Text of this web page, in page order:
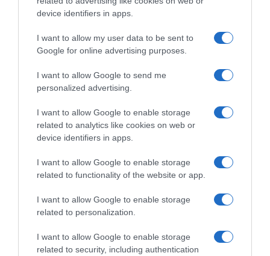
device identifiers in apps.
I want to allow my user data to be sent to
Google for online advertising purposes.
I want to allow Google to send me
personalized advertising.
I want to allow Google to enable storage
related to analytics like cookies on web or
device identifiers in apps.
I want to allow Google to enable storage
related to functionality of the website or app.
I want to allow Google to enable storage
related to personalization.
I want to allow Google to enable storage
related to security, including authentication
Kreditne kartice.
Pozajmice.
Lažne poslovne planove.
Košulje, večere, putovanja i pokloni kojima je Dario hranio sliku
uspješnog muškarca, dok je iza te slike stajao moj novac.
Jedne večeri došla je u moju sobu.
Jer sam se već tada vratila u glavnu spavaću sobu.
Moju i Antinu.